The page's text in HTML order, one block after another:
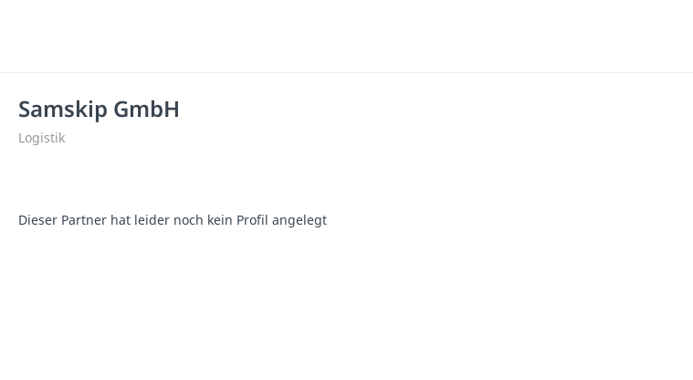
Samskip GmbH
Logistik
Dieser Partner hat leider noch kein Profil angelegt